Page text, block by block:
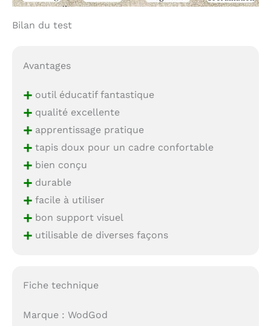
Bilan du test
Avantages
+outil éducatif fantastique
+qualité excellente
+apprentissage pratique
+tapis doux pour un cadre confortable
+bien conçu
+durable
+facile à utiliser
+bon support visuel
+utilisable de diverses façons
Fiche technique
Marque : WodGod